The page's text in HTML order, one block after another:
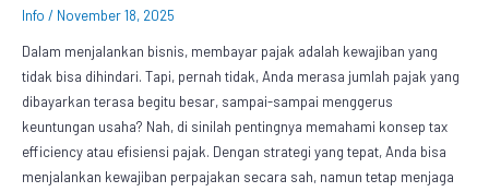
Info / November 18, 2025
Dalam menjalankan bisnis, membayar pajak adalah kewajiban yang
tidak bisa dihindari. Tapi, pernah tidak, Anda merasa jumlah pajak yang
dibayarkan terasa begitu besar, sampai-sampai menggerus
keuntungan usaha? Nah, di sinilah pentingnya memahami konsep tax
efficiency atau efisiensi pajak. Dengan strategi yang tepat, Anda bisa
menjalankan kewajiban perpajakan secara sah, namun tetap menjaga